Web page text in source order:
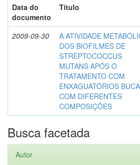
Data do
documento
Título
2009-09-30
A ATIVIDADE
DOS BIOFILMES DE
STREPTOCOCCUS
MUTANS APÓS O
TRATAMENTO COM
ENXAGUATÓRIOS
COM DIFERENTES
COMPOSIÇÕES
Busca facetada
Autor